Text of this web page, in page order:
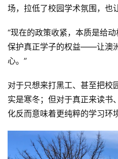
场，拉低了校园学术氛围，也
“现在的政策收紧，本质是给动
保护真正学子的权益——让澳
心。”
对于只想来打黑工、甚至把校
实是寒冬；但对于真正来读书
化反而意味着更纯粹的学习环